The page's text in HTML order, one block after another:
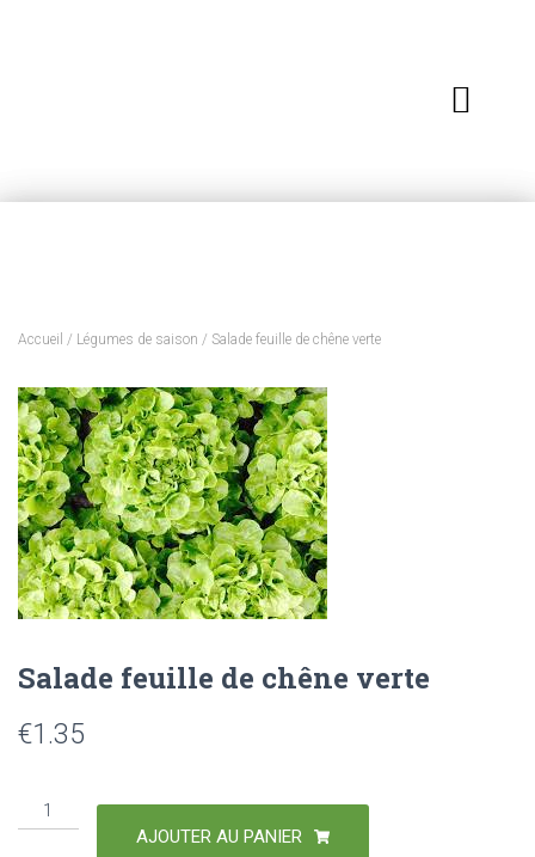
Accueil / Légumes de saison / Salade feuille de chêne verte
Salade feuille de chêne verte
€1.35
AJOUTER AU PANIER